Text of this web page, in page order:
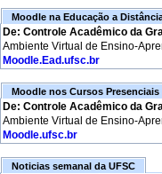
Moodle na Educação a
De: Controle Acadêmico da
Ambiente Virtual de Ensino-
Moodle.Ead.ufsc.br
Moodle nos Cursos Presenciais
De: Controle Acadêmico da
Ambiente Virtual de Ensino-
Moodle.ufsc.br
Noticias semanal da UFSC